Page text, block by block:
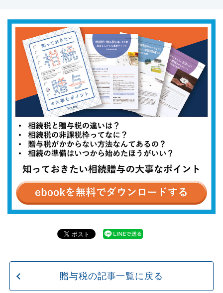
贈与税の記事一覧に戻る